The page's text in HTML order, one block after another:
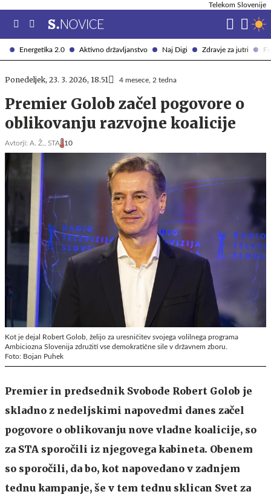
Energetika 2.0 Aktivno državljanstvo Naj Digi Zdravje za jutri
Telekom Slovenije
Ponedeljek, 23. 3. 2026, 18.51 4 mesece, 2 tedna
Premier Golob začel pogovore o
oblikovanju razvojne koalicije
Avtorji: A. Ž., STA 10
Kot je dejal Robert Golob, želijo za uresničitev svojega volilnega programa
Ambiciozna Slovenija združiti vse demokratične sile v državnem zboru.
Foto: Bojan Puhek
Premier in predsednik Svobode Robert Golob je
skladno z nedeljskimi napovedmi danes začel
pogovore o oblikovanju nove vladne koalicije, so
za STA sporočili iz njegovega kabineta. Obenem
so sporočili, da bo, kot napovedano v zadnjem
tednu kampanje, še v tem tednu sklican Svet za